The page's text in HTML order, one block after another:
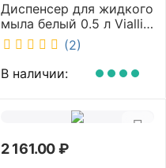
Диспенсер для жидкого
мыла белый 0.5 л Vialli
S2
(2)
В наличии:
2 161.00₽